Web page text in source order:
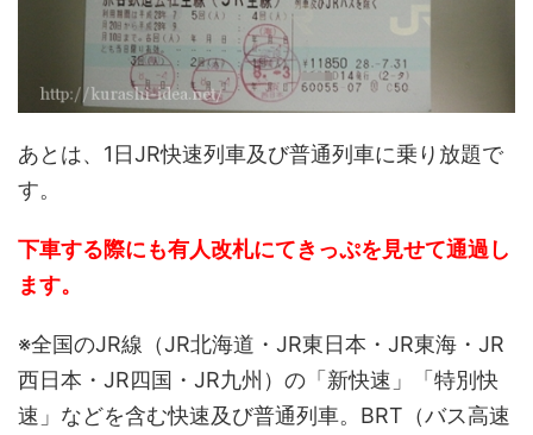
あとは、1日JR快速列車及び普通列車に乗り放題で
す。
下車する際にも有人改札にてきっぷを見せて通過し
ます。
※全国のJR線（JR北海道・JR東日本・JR東海・JR
西日本・JR四国・JR九州）の「新快速」「特別快
速」などを含む快速及び普通列車。BRT（バス高速